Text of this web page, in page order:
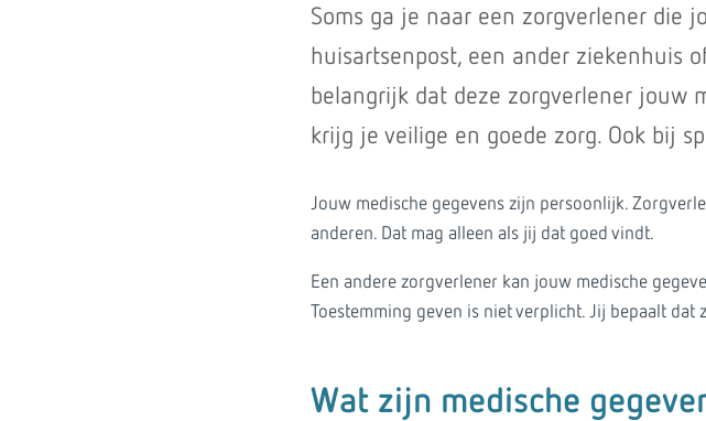
Soms ga je naar een zorgverlener die
huisartsenpost, een ander ziekenhuis
belangrijk dat deze zorgverlener jouw
krijg je veilige en goede zorg. Ook bij
Jouw medische gegevens zijn persoonlijk.
anderen. Dat mag alleen als jij dat goed vindt.
Een andere zorgverlener kan jouw medische
Toestemming geven is niet verplicht. Jij bepaalt dat
Wat zijn medische